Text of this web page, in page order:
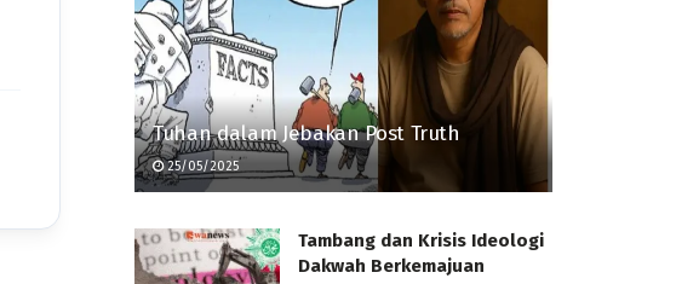
Tuhan dalam Jebakan Post Truth
25/05/2025
Tambang dan Krisis Ideologi
Dakwah Berkemajuan